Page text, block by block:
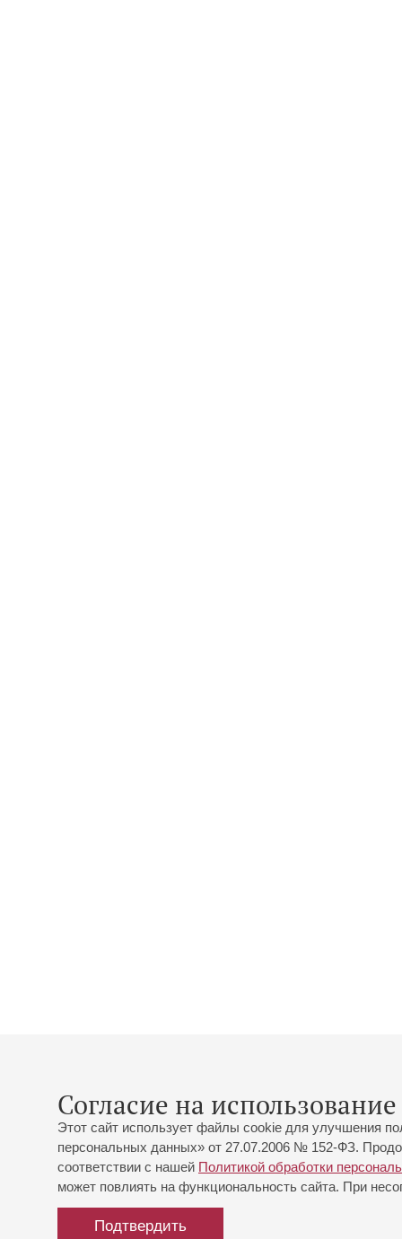
Согласие на
Этот сайт использует файлы cookie для улучшения
персональных данных» от 27.07.2006 № 152-ФЗ.
соответствии с нашей Политикой обработки
может повлиять на функциональность сайта. При
Подтвердить